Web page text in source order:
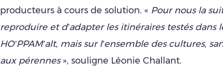
producteurs à cours de solution. « Pour nous la
reproduire et d’adapter les itinéraires testés dans
HO’PPAM’alt, mais sur l’ensemble des cultures,
aux pérennes», souligne Léonie Challant.